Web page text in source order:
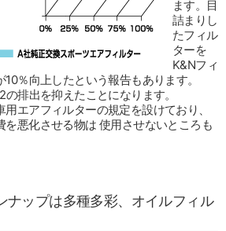
ます。目
詰まりし
たフィル
ターを
K&Nフィ
％向上したという報告もあります。
排出を抑えたことになります。
エアフィルターの規定を設けており、
を悪化させる物は 使用させないところも
ナップは多種多彩、オイルフィル